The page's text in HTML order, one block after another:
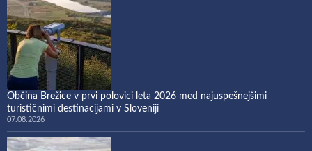
Občina Brežice v prvi polovici leta 2026 med najuspešnejšimi
turističnimi destinacijami v Sloveniji
07.08.2026